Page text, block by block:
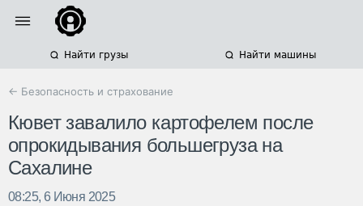
Найти грузы Найти машины
← Безопасность и страхование
Кювет завалило картофелем после
опрокидывания большегруза на
Сахалине
08:25, 6 Июня 2025